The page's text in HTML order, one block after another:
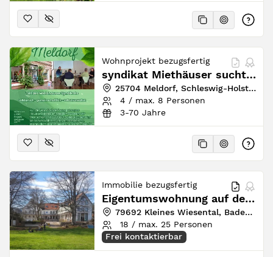
Wohnprojekt bezugsfertig
syndikat Miethäuser sucht Mitbewohner*innen
25704 Meldorf, Schleswig-Holstein, Deutschland
4 / max. 8 Personen
3-70 Jahre
Immobilie bezugsfertig
Eigentumswohnung auf dem Rosenhof
79692 Kleines Wiesental, Baden-Württemberg, Deutschland
18 / max. 25 Personen
Frei kontaktierbar